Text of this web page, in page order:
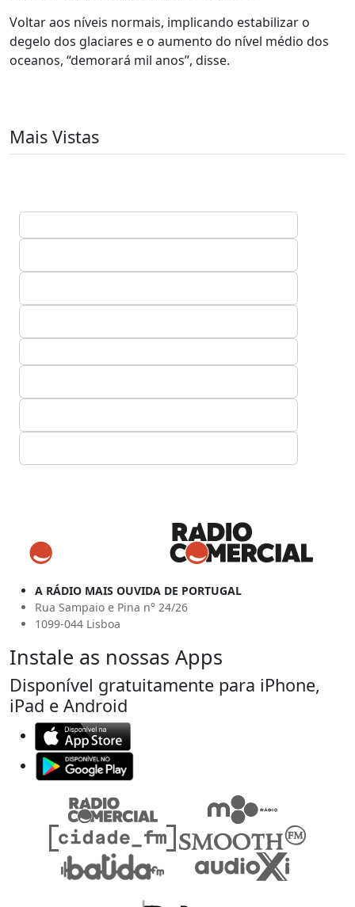
Voltar aos níveis normais, implicando estabilizar o
degelo dos glaciares e o aumento do nível médio dos
oceanos, “demorará mil anos”, disse.
Mais Vistas
A RÁDIO MAIS OUVIDA DE PORTUGAL
Rua Sampaio e Pina n° 24/26
1099-044 Lisboa
Instale as nossas Apps
Disponível gratuitamente para iPhone,
iPad e Android